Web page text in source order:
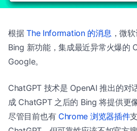
根据The Information 的消息 ，微
Bing 新功能，集成最近异常火爆的
Google。
ChatGPT 技术是 OpenAI 推出的对
成 ChatGPT 之后的 Bing 将提供更
尽管目前也有 Chrome 浏览器插件